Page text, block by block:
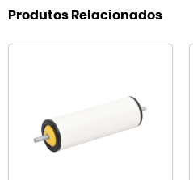
Produtos Relacionados